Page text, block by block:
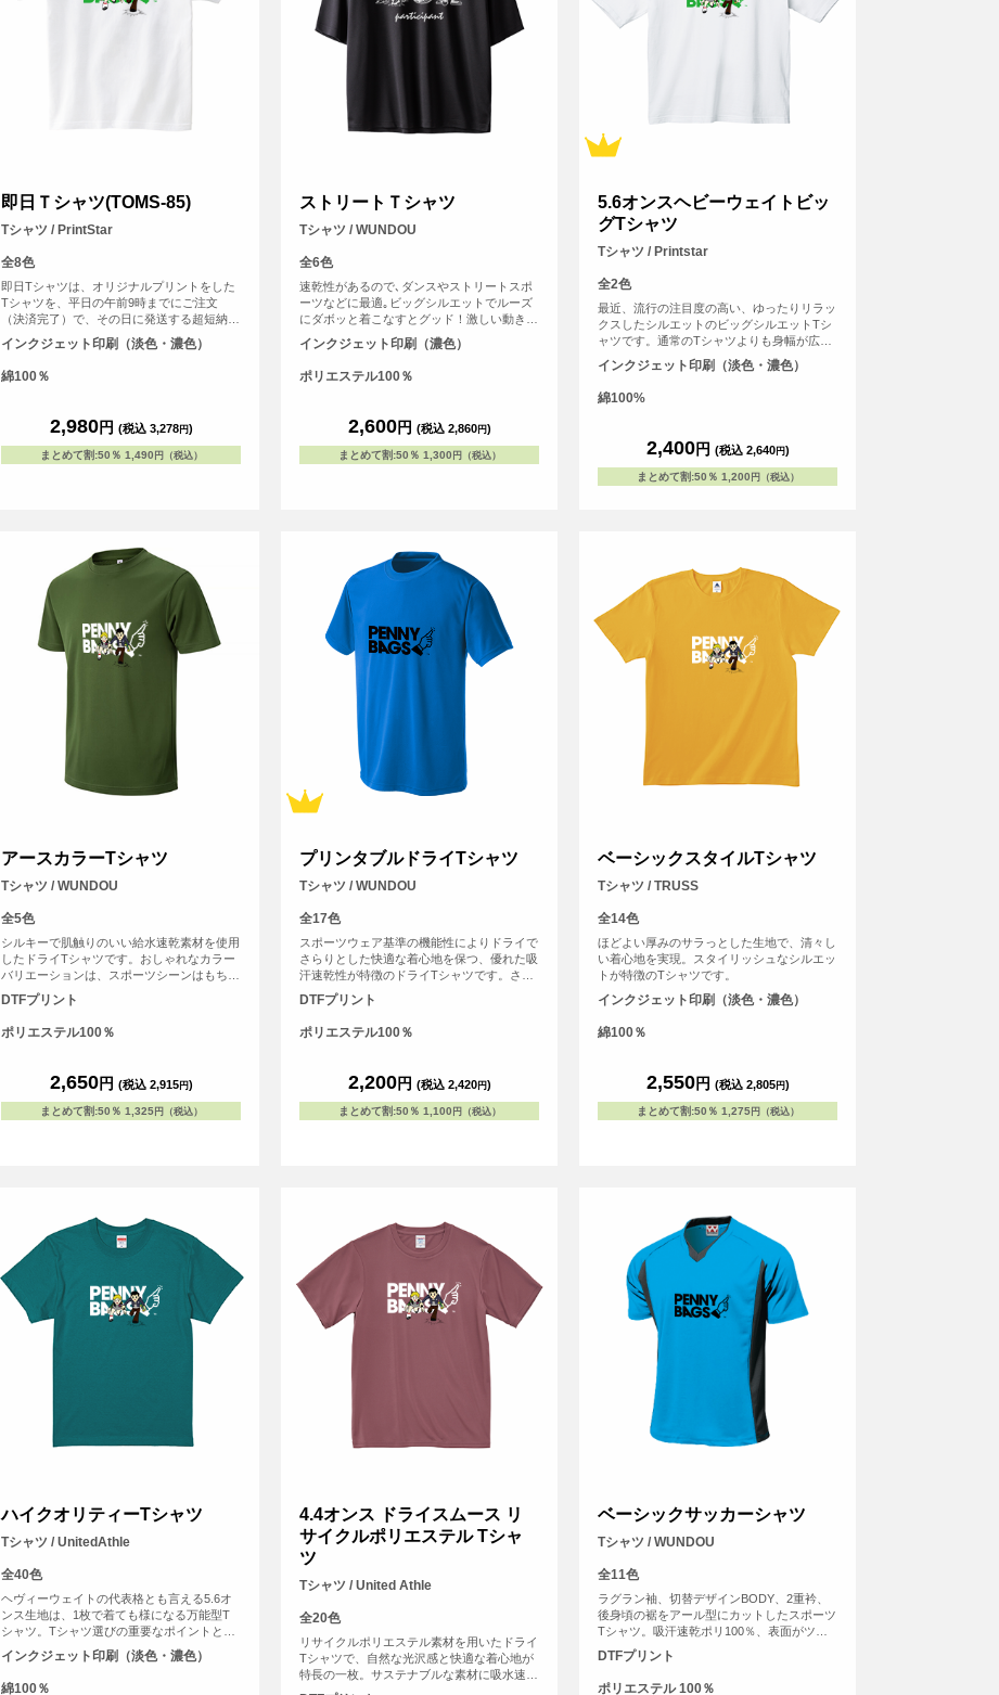
即日Ｔシャツ(TOMS-85)
Tシャツ / PrintStar
全8色
即日Tシャツは、オリジナルプリントをした
Tシャツを、平日の午前9時までにご注文
（決済完了）で、その日に発送する超短納期
サービスです！急なイベント、注文し忘れ、
すぐに欲しい！など、時間がない時に便利！
もちろんフルカラープリントしたオリジナル
Tシャツが作れます。 Tシャツは人気の定番
インクジェット印刷（淡色・濃色）
綿100％
2,980円 (税込 3,278円)
まとめて割:50％ 1,490 円（税込）
ストリートＴシャツ
Tシャツ / WUNDOU
全6色
速乾性があるので､ダンスやストリートスポ
ーツなどに最適｡ビッグシルエットでルーズ
にダボッと着こなすとグッド！激しい動きに
も体に張り付くことがなく､すぐに乾くので
重たくならない｡夏の屋外でも冬の屋内でも
快適に体を動かすことのできる必須アイテム
になること間違いなしのＴシャツです｡
インクジェット印刷（濃色）
ポリエステル100％
2,600円 (税込 2,860円)
まとめて割:50％ 1,300 円（税込）
5.6オンスヘビーウェイトビッ
グTシャツ
Tシャツ / Printstar
全2色
最近、流行の注目度の高い、ゆったりリラッ
クスしたシルエットのビッグシルエットTシ
ャツです。通常のTシャツよりも身幅が広
く、ファッション性が高く、若い年代から人
気がございます。ダボッと着たい方におすす
めです！
インクジェット印刷（淡色・濃色）
綿100%
2,400円 (税込 2,640円)
まとめて割:50％ 1,200 円（税込）
アースカラーTシャツ
Tシャツ / WUNDOU
全5色
シルキーで肌触りのいい給水速乾素材を使用
したドライTシャツです。おしゃれなカラー
バリエーションは、スポーツシーンはもちろ
んのこと、普段使いのTシャツとしてもおす
すめです。
DTFプリント
ポリエステル100％
2,650円 (税込 2,915円)
まとめて割:50％ 1,325円（税込）
プリンタブルドライTシャツ
Tシャツ / WUNDOU
全17色
スポーツウェア基準の機能性によりドライで
さらりとした快適な着心地を保つ、優れた吸
汗速乾性が特徴のドライTシャツです。さら
にシルクのような滑らかな生地感で肌触りも
魅力的。まるで着ていることを忘れるほどの
心地よさは、アクティブシーンはもちろん、
リラックスしたい普段使いにもぴったりで
DTFプリント
ポリエステル100％
2,200円 (税込 2,420円)
まとめて割:50％ 1,100 円（税込）
ベーシックスタイルTシャツ
Tシャツ / TRUSS
全14色
ほどよい厚みのサラっとした生地で、清々し
い着心地を実現。スタイリッシュなシルエッ
トが特徴のTシャツです。
インクジェット印刷（淡色・濃色）
綿100％
2,550円 (税込 2,805円)
まとめて割:50％ 1,275円（税込）
ハイクオリティーTシャツ
Tシャツ / UnitedAthle
全40色
ヘヴィーウェイトの代表格とも言える5.6オ
ンス生地は、1枚で着ても様になる万能型T
シャツ。Tシャツ選びの重要なポイントとな
る「よれない」「透けない」「長持ちする」
という3大要素を兼ね備えています。
インクジェット印刷（淡色・濃色）
綿100％
4.4オンス ドライスムース リ
サイクルポリエステル Tシャ
ツ
Tシャツ / United Athle
全20色
リサイクルポリエステル素材を用いたドライ
Tシャツで、自然な光沢感と快適な着心地が
特長の一枚。サステナブルな素材に吸水速乾
性とUVケア機能を備え、スポーツや日常の
ベーシックサッカーシャツ
Tシャツ / WUNDOU
全11色
ラグラン袖、切替デザインBODY、2重衿、
後身頃の裾をアール型にカットしたスポーツ
Tシャツ。吸汗速乾ポリ100％、表面がツル
っとしていてプリントしやすい素材です。伸
縮性のあるウーリー糸を使用しており、引っ
張りにも強くなっています。あらゆるスポー
DTFプリント
ポリエステル 100％